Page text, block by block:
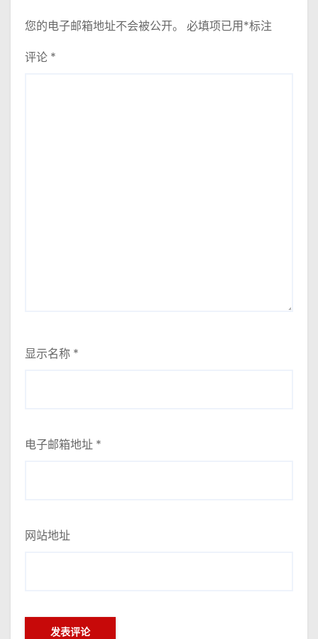
您的电子邮箱地址不会被公开。 必填项已用*标注
评论 *
显示名称 *
电子邮箱地址 *
网站地址